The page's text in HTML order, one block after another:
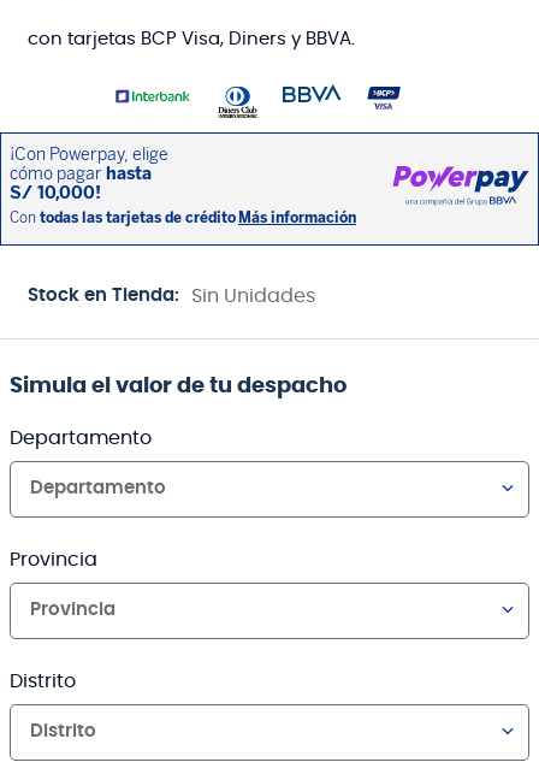
con tarjetas BCP Visa, Diners y BBVA.
Stock en Tienda: Sin Unidades
Simula el valor de tu despacho
Departamento
Departamento
Provincia
Provincia
Distrito
Distrito